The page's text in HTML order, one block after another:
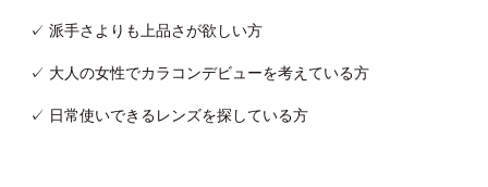
✓ 派手さよりも上品さが欲しい方
✓ 大人の女性でカラコンデビューを考えている方
✓ 日常使いできるレンズを探している方